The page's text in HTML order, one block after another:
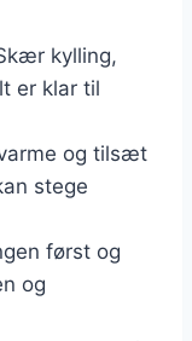
kylling,
er klar til
og tilsæt
stege
først og
og